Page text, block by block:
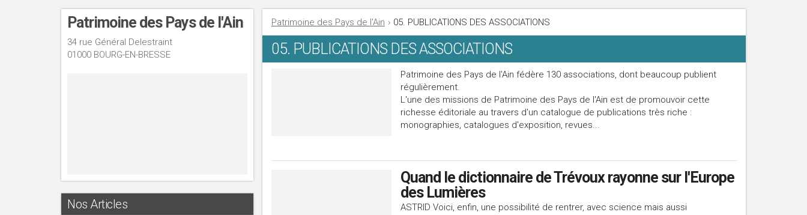
Patrimoine des Pays de l'Ain
34 rue Général Delestraint
01000 BOURG-EN-BRESSE
Nos Articles
Patrimoine des Pays de l'Ain › 05. PUBLICATIONS DES ASSOCIATIONS
05. PUBLICATIONS DES ASSOCIATIONS
Patrimoine des Pays de l'Ain fédère 130 associations, dont beaucoup publient
régulièrement.
L'une des missions de Patrimoine des Pays de l'Ain est de promouvoir cette
richesse éditoriale au travers d'un catalogue de publications très riche :
monographies, catalogues d'exposition, revues...
Quand le dictionnaire de Trévoux rayonne sur l'Europe
des Lumières
ASTRID Voici, enfin, une possibilité de rentrer, avec science mais aussi